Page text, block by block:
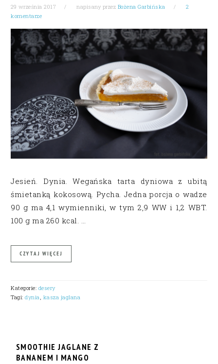
29 września 2017 napisany przez Bożena Garbińska
2
komentarze
Jesień. Dynia. Wegańska tarta dyniowa z ubitą
śmietanką kokosową. Pycha. Jedna porcja o wadze
90 g ma 4,1 wymienniki, w tym 2,9 WW i 1,2 WBT.
100 g ma 260 kcal. …
CZYTAJ WIĘCEJ
Kategorie: desery
Tagi:dynia, kasza jaglana
SMOOTHIE JAGLANE Z
BANANEM I MANGO